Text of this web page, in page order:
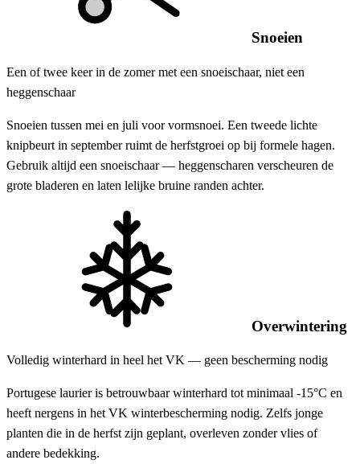
Snoeien
Een of twee keer in de zomer met een snoeischaar, niet een
heggenschaar
Snoeien tussen mei en juli voor vormsnoei. Een tweede lichte
knipbeurt in september ruimt de herfstgroei op bij formele hagen.
Gebruik altijd een snoeischaar — heggenscharen verscheuren de
grote bladeren en laten lelijke bruine randen achter.
Overwintering
Volledig winterhard in heel het VK — geen bescherming nodig
Portugese laurier is betrouwbaar winterhard tot minimaal -15°C en
heeft nergens in het VK winterbescherming nodig. Zelfs jonge
planten die in de herfst zijn geplant, overleven zonder vlies of
andere bedekking.